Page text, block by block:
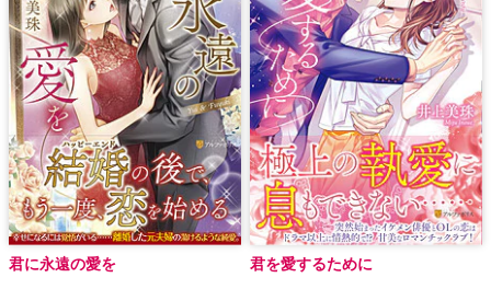
君に永遠の愛を 君を愛するために